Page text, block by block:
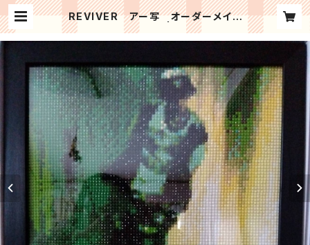
REVIVER アー写 オーダーメイド
ダイヤモンドアート | Code-Blue